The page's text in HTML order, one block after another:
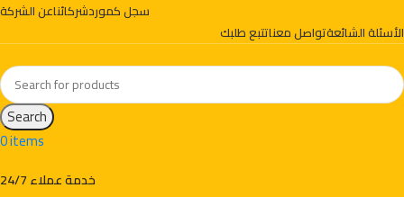
عن الشركةشركائناسجل كمورد
تتبع طلبكتواصل معناالأسئلة الشائعة
Search
0items
خدمة عملاء 24/7